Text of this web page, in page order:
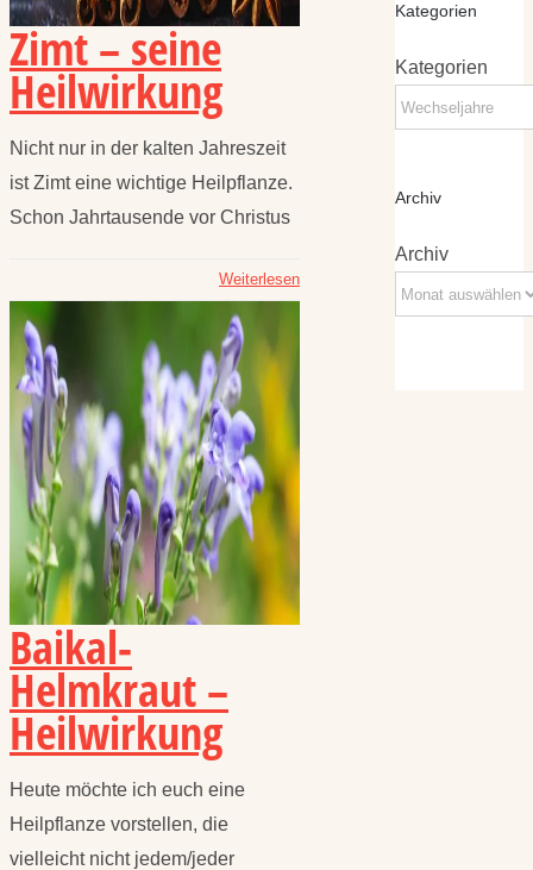
Zimt – seine
Heilwirkung
Nicht nur in der kalten Jahreszeit
ist Zimt eine wichtige Heilpflanze.
Schon Jahrtausende vor Christus
Weiterlesen
Baikal-
Helmkraut –
Heilwirkung
Heute möchte ich euch eine
Heilpflanze vorstellen, die
vielleicht nicht jedem/jeder
Kategorien
Kategorien
Archiv
Archiv